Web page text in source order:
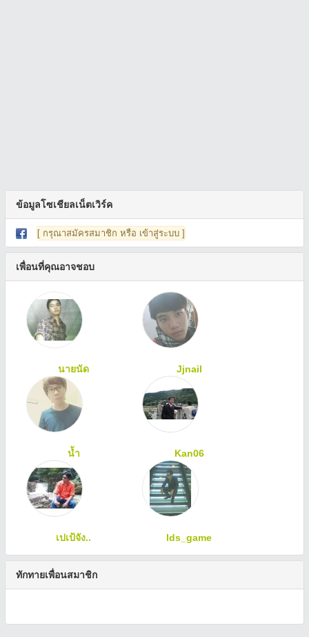
ข้อมูลโซเชียลเน็ตเวิร์ค
[ กรุณาสมัครสมาชิก หรือ เข้าสู่ระบบ ]
เพื่อนที่คุณอาจชอบ
นายนัด Jjnail
น้ำ Kan06
เปเป้จัง.. lds_game
ทักทายเพื่อนสมาชิก